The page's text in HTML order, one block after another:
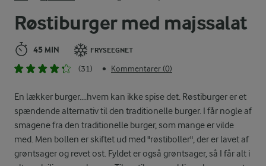
Røstiburger med majssalat
45 MIN FRYSEEGNET
(31) • Kommentarer (0)
En lækker burger....hvem kan ikke spise det. Røstiburger er et
spændende alternativ til den traditionelle burger. I får nogle af
smagene fra den traditionelle burger, som mange er vilde
med. Men bollen er skiftet ud med "røstiboller", der er lavet af
grøntsager og revet ost. Fyldet er også grøntsager, så I får alt i